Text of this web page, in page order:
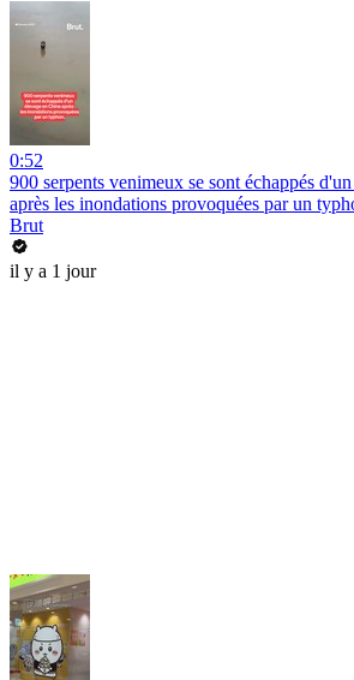
0:52
900 serpents venimeux se sont échappés
après les inondations provoquées par un
Brut
il y a 1 jour